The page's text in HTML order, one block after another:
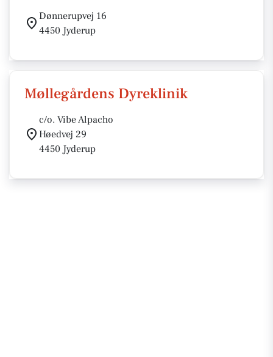
Dønnerupvej 16
4450 Jyderup
Møllegårdens Dyreklinik
c/o. Vibe Alpacho
Høedvej 29
4450 Jyderup